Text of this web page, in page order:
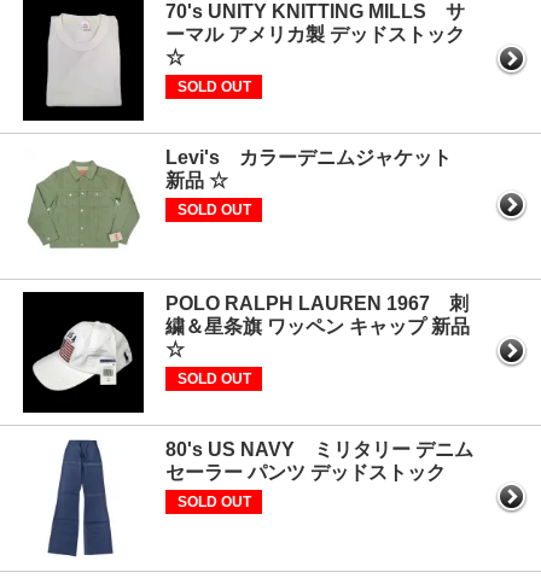
70's UNITY KNITTING MILLS サ
ーマル アメリカ製 デッドストック
☆
SOLD OUT
Levi's カラーデニムジャケット
新品 ☆
SOLD OUT
POLO RALPH LAUREN 1967 刺
繍＆星条旗 ワッペン キャップ 新品
☆
SOLD OUT
80's US NAVY ミリタリー デニム
セーラー パンツ デッドストック
SOLD OUT